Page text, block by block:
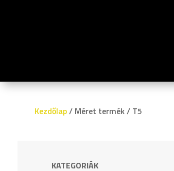
Kezdőlap/ Méret termék / T5
KATEGORIÁK